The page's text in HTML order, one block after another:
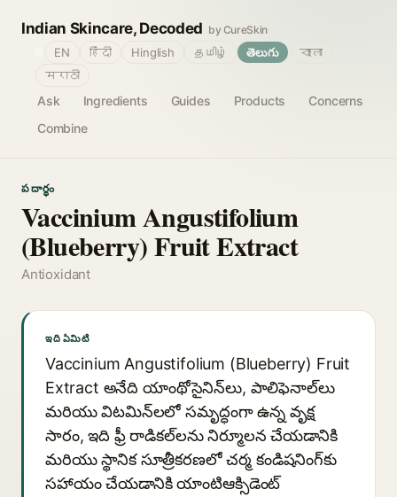
Indian Skincare, Decoded by CureSkin
Ask Ingredients Guides Products
Concerns
Combine
EN हिंदी Hinglish தமிழ் తెలుగు
বাংলা
मराठी
పదార్థం
Vaccinium Angustifolium
(Blueberry) Fruit Extract
Antioxidant
ఇది ఏమిటి
Vaccinium Angustifolium (Blueberry) Fruit
Extract అనేది యాంథోసైనిన్‌లు, పాలిఫెనాల్‌లు
మరియు విటమిన్‌లలో సమృద్ధంగా ఉన్న వృక్ష
సారం, ఇది ఫ్రీ రాడికల్‌లను నిర్మూలన చేయడానికి
మరియు స్థానిక సూత్రీకరణలో చర్మ కండిషనింగ్‌కు
సహాయం చేయడానికి యాంటిఆక్సిడెంట్